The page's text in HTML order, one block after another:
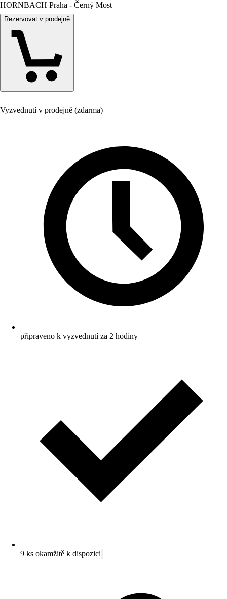
HORNBACH Praha - Černý Most
Rezervovat v prodejně
Vyzvednutí v prodejně (zdarma)
připraveno k vyzvednutí za 2 hodiny
9 ks okamžitě k dispozici